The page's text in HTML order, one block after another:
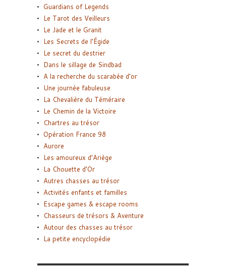
Guardians of Legends
Le Tarot des Veilleurs
Le Jade et le Granit
Les Secrets de l’Égide
Le secret du destrier
Dans le sillage de Sindbad
A la recherche du scarabée d’or
Une journée fabuleuse
La Chevalière du Téméraire
Le Chemin de la Victoire
Chartres au trésor
Opération France 98
Aurore
Les amoureux d’Ariège
La Chouette d’Or
Autres chasses au trésor
Activités enfants et familles
Escape games & escape rooms
Chasseurs de trésors & Aventure
Autour des chasses au trésor
La petite encyclopédie